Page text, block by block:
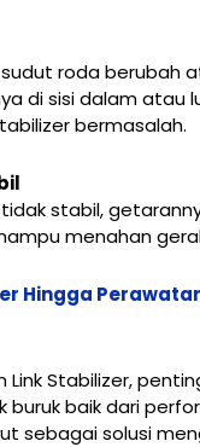
roda
di sisi dalam atau
bermasalah.
stabil,
menahan
Hingga
Stabilizer,
baik dari
sebagai solusi